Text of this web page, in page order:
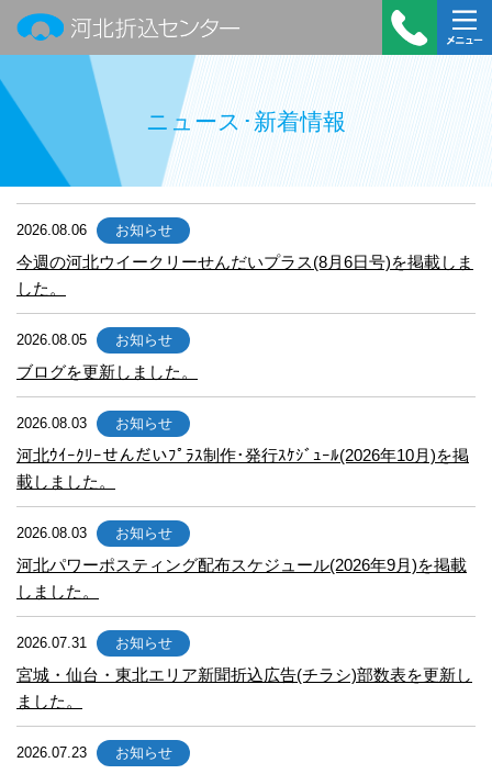
河北折込センター
メニュ
ー
受付時
間：平
日
9:00～
18:00
TEL：
390-
ニュース･新着情報
2026.08.06 お知らせ
今週の河北ウイークリーせんだいプラス(8月6日号)を掲載しま
した。
2026.08.05 お知らせ
ブログを更新しました。
2026.08.03 お知らせ
河北ｳｲｰｸﾘｰせんだいﾌﾟﾗｽ制作･発行ｽｹｼﾞｭｰﾙ(2026年10月)を掲
載しました。
2026.08.03 お知らせ
河北パワーポスティング配布スケジュール(2026年9月)を掲載
しました。
2026.07.31 お知らせ
宮城・仙台・東北エリア新聞折込広告(チラシ)部数表を更新し
ました。
2026.07.23 お知らせ